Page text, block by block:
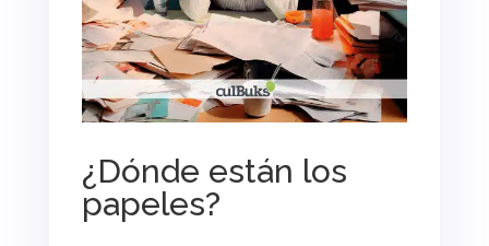
¿Dónde están los
papeles?